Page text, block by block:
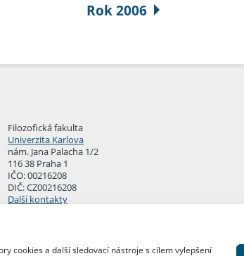
cookies a další sledovací nástroje s cílem vylepšení
Rok 2006
Filozofická fakulta
Univerzita Karlova
nám. Jana Palacha 1/2
116 38 Praha 1
IČO: 00216208
DIČ: CZ00216208
Další kontakty